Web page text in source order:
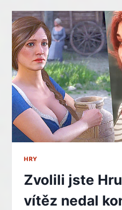
SOUBOJE
Z
PTAČÍ
PERSPEKTIVY
–
INDIAN
HRY
Zvolili jste
vítěz nedal